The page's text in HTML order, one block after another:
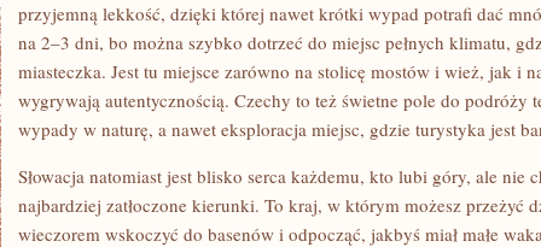
przyjemną lekkość, dzięki której nawet krótki wypad potrafi dać
na 2–3 dni, bo można szybko dotrzeć do miejsc pełnych klimatu,
miasteczka. Jest tu miejsce zarówno na stolicę mostów i wież, jak i
wygrywają autentycznością. Czechy to też świetne pole do podróży
wypady w naturę, a nawet eksploracja miejsc, gdzie turystyka jest
Słowacja natomiast jest blisko serca każdemu, kto lubi góry, ale nie
najbardziej zatłoczone kierunki. To kraj, w którym możesz przeżyć
wieczorem wskoczyć do basenów i odpocząć, jakbyś miał małe